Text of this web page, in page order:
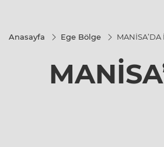
Anasayfa Ege Bölge